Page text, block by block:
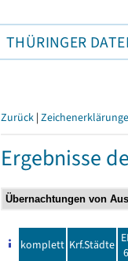
THÜRINGER
Zurück |
Ergebnisse
komplett Krf.Städte